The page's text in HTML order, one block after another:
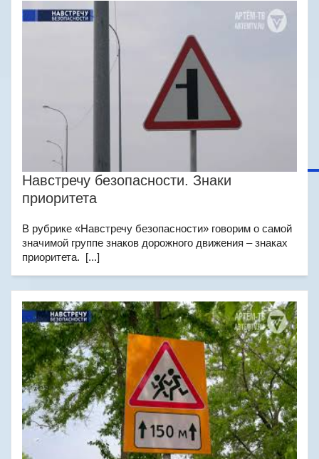
Навстречу безопасности. Знаки
приоритета
В рубрике «Навстречу безопасности» говорим о самой
значимой группе знаков дорожного движения – знаках
приоритета. [...]